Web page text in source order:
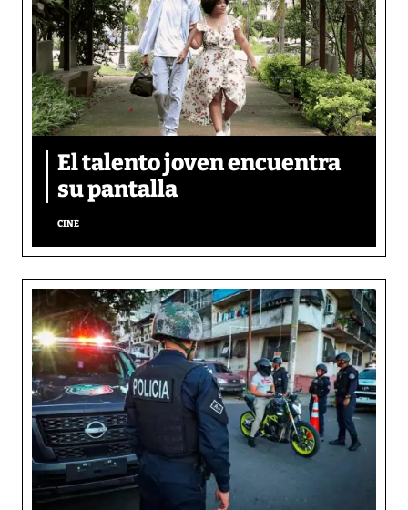
El talento joven encuentra
su pantalla​
CINE